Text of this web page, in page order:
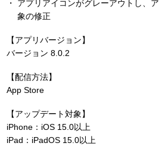
アプリアイコンがグレーアウトし、
象の修正
【アプリバージョン】
バージョン 8.0.2
【配信方法】
App Store
【アップデート対象】
iPhone：iOS 15.0以上
iPad：iPadOS 15.0以上